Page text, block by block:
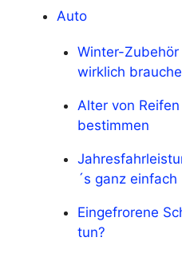
Auto
Winter-
wirklich
Alter von
bestimmen
´s ganz einfach
Eingefrorene
tun?